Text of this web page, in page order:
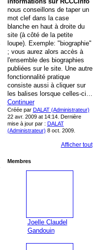
nous conseillons de taper un
mot clef dans la case
blanche en haut à droite du
site (à côté de la petite
loupe). Exemple: "biographie"
; vous aurez alors accès à
l'ensemble des biographies
publiées sur le site. Une autre
fonctionnalité pratique
consiste aussi à cliquer sur
les balises lorsque celles-ci…
Continuer
Créée par DALAT (Administrateur)
22 avr. 2009 at 14:14. Dernière
mise à jour par : DALAT
(Administrateur) 8 oct. 2009.
Afficher tout
Membres
Joelle Claudel
Gandouin